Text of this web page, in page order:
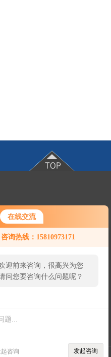
在线交流
咨询热线：15810973171
迎前来咨询，很高兴为您
问您要咨询什么问题呢？
咨询 发起咨询